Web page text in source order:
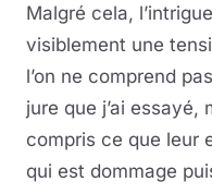
Malgré cela,
visiblement une
l’on ne comprend
jure que j’ai essayé,
compris ce que leur
qui est dommage